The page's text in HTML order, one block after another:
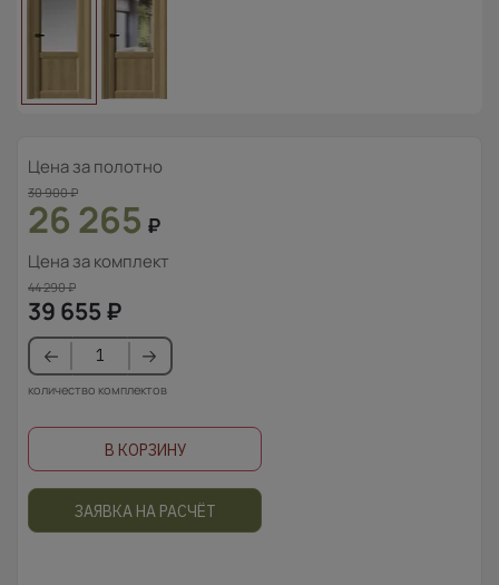
Цена за полотно
30 900₽
26 265 ₽
Цена за комплект
44 290₽
39 655₽
количество комплектов
В КОРЗИНУ
ЗАЯВКА НА РАСЧЁТ